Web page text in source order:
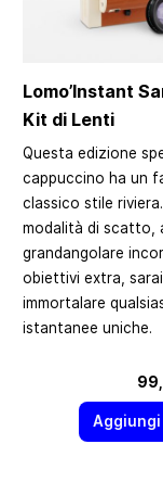
Lomo’Instant
Kit di Lenti
Questa edizione
cappuccino ha un
classico stile
modalità di scatto,
grandangolare
obiettivi extra,
immortalare
istantanee uniche.
Aggiungi